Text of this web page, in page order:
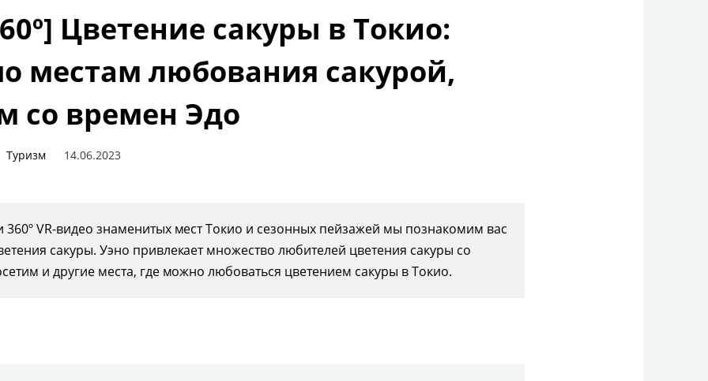
Цветение сакуры в Токио:
местам любования сакурой,
со времен Эдо
Туризм 14.06.2023
VR-видео знаменитых мест Токио и сезонных пейзажей мы познакомим вас
сакуры. Уэно привлекает множество любителей цветения сакуры со
и другие места, где можно любоваться цветением сакуры в Токио.